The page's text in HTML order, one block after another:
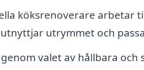
köksrenoverare arbetar
utrymmet och
valet av hållbara